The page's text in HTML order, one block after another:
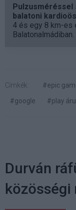
Pulzusméréssel
balatoni
4 és egy 8 km-es
Balatonalmádiban.
Címkék: #epic
#google
#play
Durván
közösségi